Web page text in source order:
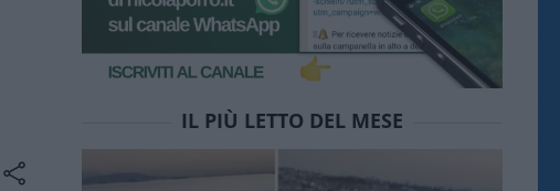
IL PIÙ LETTO DEL MESE